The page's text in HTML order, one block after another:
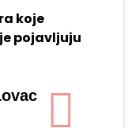
koje
pojavljuju